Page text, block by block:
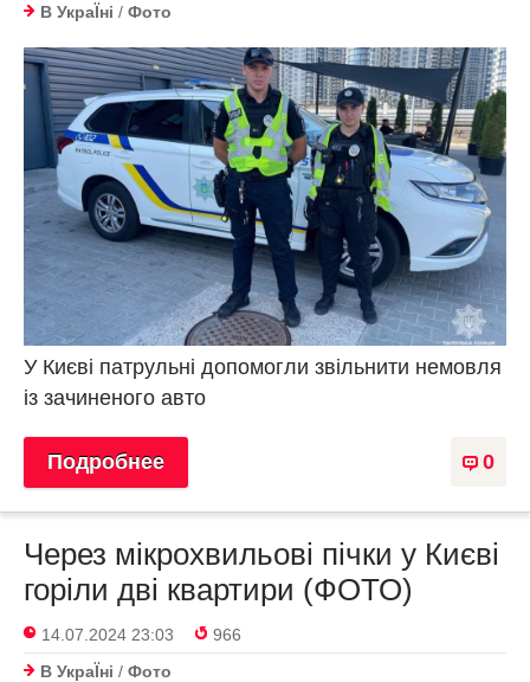
В УкраЇнi / Фото
У Києві патрульні допомогли звільнити немовля
із зачиненого авто
0
Подробнее
Через мікрохвильові пічки у Києві
горіли дві квартири (ФОТО)
14.07.2024 23:03
966
В УкраЇнi / Фото